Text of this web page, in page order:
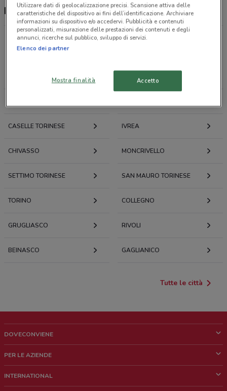
Primi Anni, offerte e negozi
Offerte volantini e cataloghi per città nelle vicinanze
RIVAROLO CANAVESE CASTELLAMONTE
CASELLE TORINESE IVREA
CHIVASSO MONCRIVELLO
SETTIMO TORINESE SAN MAURO TORINESE
TORINO COLLEGNO
GRUGLIASCO RIVOLI
BEINASCO GAGLIANICO
Tutte le città
DOVECONVIENE
Chi siamo
PER LE AZIENDE
Richieste commerciali e marketing
INTERNATIONAL
Utilizzare dati di geolocalizzazione precisi. Scansione attiva delle
caratteristiche del dispositivo ai fini dell’identificazione. Archiviare
informazioni su dispositivo e/o accedervi. Pubblicità e contenuti
personalizzati, misurazione delle prestazioni dei contenuti e degli
annunci, ricerche sul pubblico, sviluppo di servizi.
Elenco dei partner
Mostra finalità Accetto